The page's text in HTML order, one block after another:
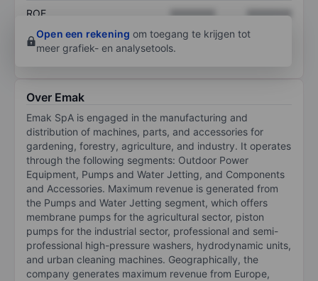
ROE XXXXXXX
XXXXXXX
Open een rekening om toegang te krijgen tot
meer grafiek- en analysetools.
Over Emak
Emak SpA is engaged in the manufacturing and
distribution of machines, parts, and accessories for
gardening, forestry, agriculture, and industry. It operates
through the following segments: Outdoor Power
Equipment, Pumps and Water Jetting, and Components
and Accessories. Maximum revenue is generated from
the Pumps and Water Jetting segment, which offers
membrane pumps for the agricultural sector, piston
pumps for the industrial sector, professional and semi-
professional high-pressure washers, hydrodynamic units,
and urban cleaning machines. Geographically, the
company generates maximum revenue from Europe,